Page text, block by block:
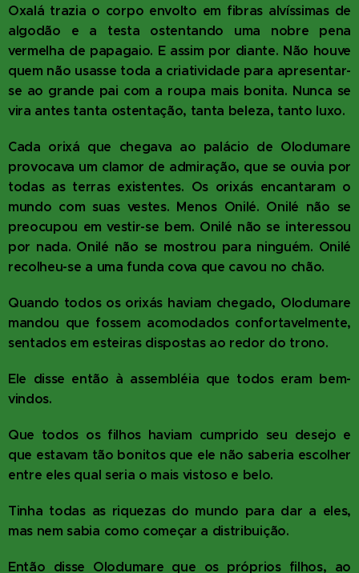
Oxalá trazia o corpo envolto em fibras alvíssimas de
algodão e a testa ostentando uma nobre pena
vermelha de papagaio. E assim por diante. Não houve
quem não usasse toda a criatividade para apresentar-
se ao grande pai com a roupa mais bonita. Nunca se
vira antes tanta ostentação, tanta beleza, tanto luxo.
Cada orixá que chegava ao palácio de Olodumare
provocava um clamor de admiração, que se ouvia por
todas as terras existentes. Os orixás encantaram o
mundo com suas vestes. Menos Onilé. Onilé não se
preocupou em vestir-se bem. Onilé não se interessou
por nada. Onilé não se mostrou para ninguém. Onilé
recolheu-se a uma funda cova que cavou no chão.
Quando todos os orixás haviam chegado, Olodumare
mandou que fossem acomodados confortavelmente,
sentados em esteiras dispostas ao redor do trono.
Ele disse então à assembléia que todos eram bem-
vindos.
Que todos os filhos haviam cumprido seu desejo e
que estavam tão bonitos que ele não saberia escolher
entre eles qual seria o mais vistoso e belo.
Tinha todas as riquezas do mundo para dar a eles,
mas nem sabia como começar a distribuição.
Então disse Olodumare que os próprios filhos, ao